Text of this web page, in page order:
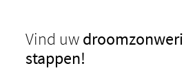
Vind uw
stappen!